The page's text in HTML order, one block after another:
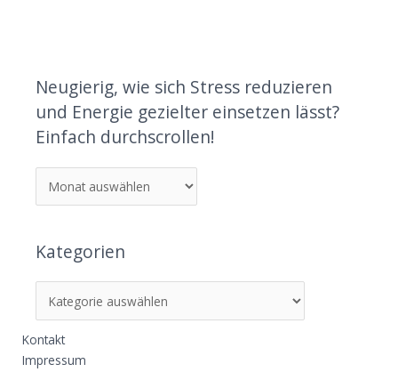
Neugierig, wie sich Stress reduzieren
und Energie gezielter einsetzen lässt?
Einfach durchscrollen!
Kategorien
Kontakt
Impressum